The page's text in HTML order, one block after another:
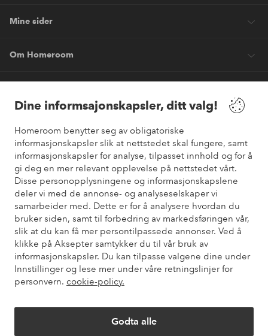
Dine informsajonskapsler, ditt valg!
Homeroom benytter seg av obligatoriske
informasjonskapsler slik at nettstedet skal fungere, samt
informasjonskapsler for analyse, tilpasset innhold og for å
gi deg en mer relevant opplevelse på nettstedet vårt.
Disse personopplysningene og informasjonskapslene
deler vi med de annonse- og analyseselskaper vi
samarbeider med. Dette er for å analysere hvordan du
bruker siden, samt til forbedring av markedsføringen vår,
slik at du kan få mer persontilpassede annonser. Ved å
klikke på Aksepter samtykker du til vår bruk av
informasjonskapsler. Du kan tilpasse valgene dine under
Innstillinger og lese mer under våre retningslinjer for
personvern. cookie-policy.
Godta alle
Mine sider
Om Homeroom
Venner
Sikre betalinger
Vil du vite mer om våre betalingsalternativer?
elpy